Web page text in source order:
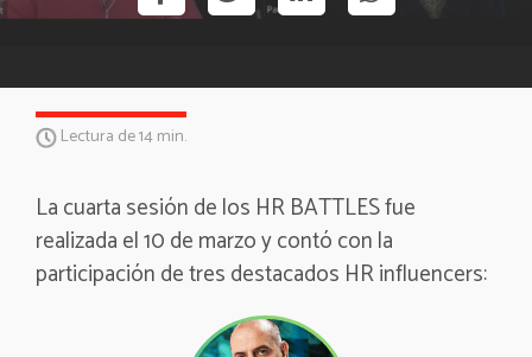
Lectura de 14 min.
La cuarta sesión de los HR BATTLES fue
realizada el 10 de marzo y contó con la
participación de tres destacados HR influencers: